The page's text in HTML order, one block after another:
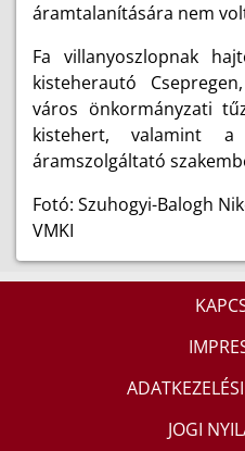
áramtalanítására nem
Fa villanyoszlopnak
kisteherautó
város önkormányzati
kistehert, valamint
áramszolgáltató
Fotó: Szuhogyi-Balogh
VMKI
JOGI